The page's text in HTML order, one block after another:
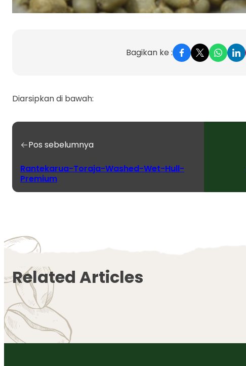
Bagikan ke :
Diarsipkan di bawah:
Pos sebelumnya
Rantekarua-Toraja-Washed-Wet-Hull-
Premium
Related Articles